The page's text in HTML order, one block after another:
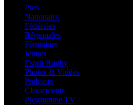
Pros
Nationales
Fédérales
Régionales
Féminines
Jeunes
Esprit Rugby
Photos & Vidéos
Podcasts
Classements
Programme TV